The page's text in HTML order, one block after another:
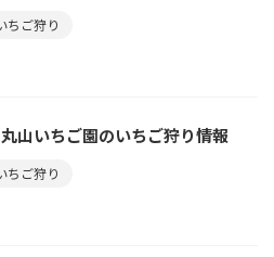
ちご狩り
丸山いちご園のいちご狩り情報
ちご狩り